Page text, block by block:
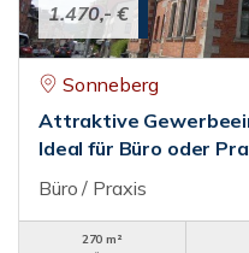
1.470,- €
Sonneberg
Attraktive
Ideal für Büro oder
Büro / Praxis
270 m²